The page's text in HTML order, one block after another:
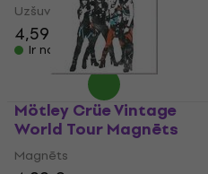
Uzšuve/nozīmīte
4,59 €
Ir noliktavā
Mötley Crüe Vintage
World Tour Magnēts
Magnēts